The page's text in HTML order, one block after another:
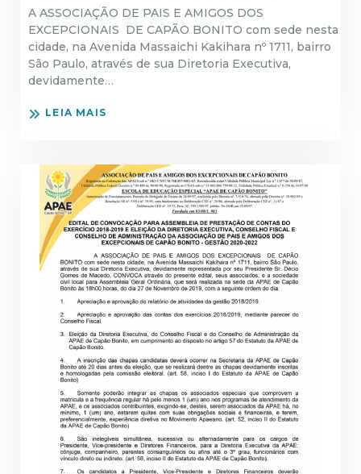
A ASSOCIAÇÃO DE PAIS E AMIGOS DOS
EXCEPCIONAIS DE CAPÃO BONITO com sede nesta
cidade, na Avenida Massaichi Kakihara nº 1711, bairro
São Paulo, através de sua Diretoria Executiva,
devidamente…
LEIA MAIS